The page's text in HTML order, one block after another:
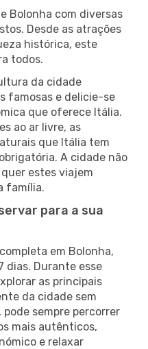
Bolonha com diversas
Desde as atrações
histórica, este
todos.
da cidade
famosas e delicie-se
que oferece Itália.
ao ar livre, as
que Itália tem
A cidade não
estes viajem
família.
para a sua
em Bolonha,
dias. Durante esse
as principais
da cidade sem
sempre percorrer
mais autênticos,
e relaxar